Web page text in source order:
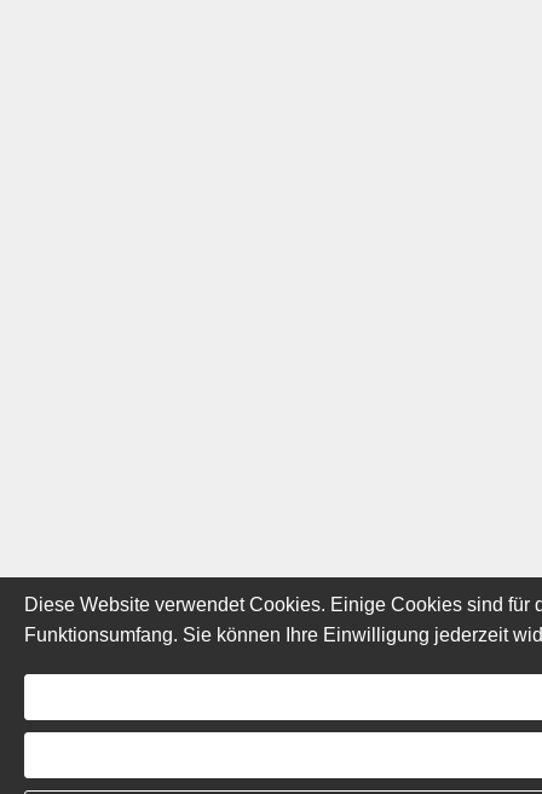
Diese Website verwendet Cookies. Einige Cookies sind
Funktionsumfang. Sie können Ihre Einwilligung jederzeit